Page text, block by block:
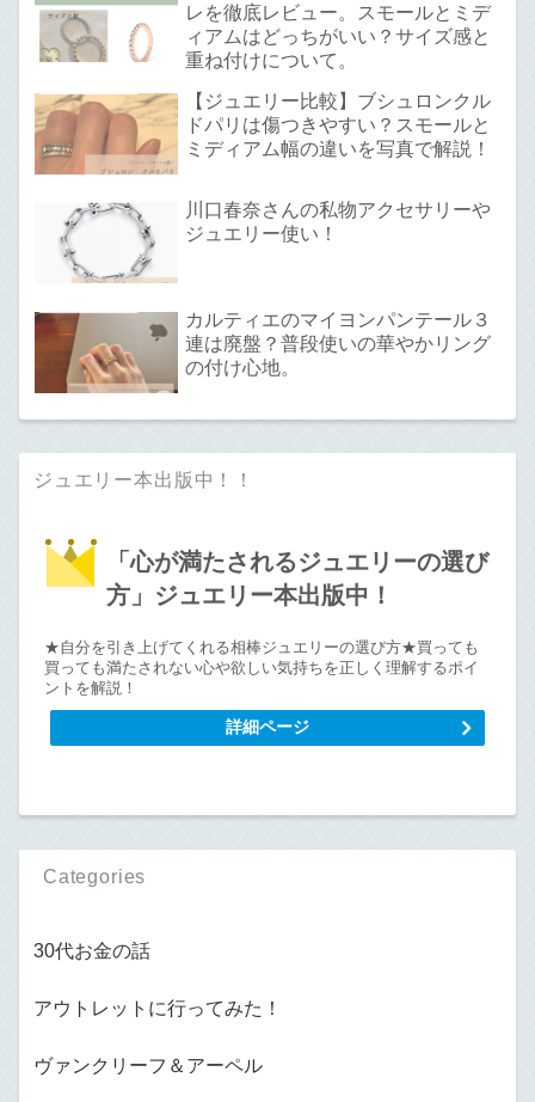
レを徹底レビュー。スモールとミデ
ィアムはどっちがいい？サイズ感と
重ね付けについて。
【ジュエリー比較】ブシュロンクル
ドパリは傷つきやすい？スモールと
ミディアム幅の違いを写真で解説！
川口春奈さんの私物アクセサリーや
ジュエリー使い！
カルティエのマイヨンパンテール３
連は廃盤？普段使いの華やかリング
の付け心地。
ジュエリー本出版中！！
「心が満たされるジュエリーの選び
方」ジュエリー本出版中！
★自分を引き上げてくれる相棒ジュエリーの選び方★買っても
買っても満たされない心や欲しい気持ちを正しく理解するポイ
ントを解説！
詳細ページ
Categories
30代お金の話
アウトレットに行ってみた！
ヴァンクリーフ＆アーペル